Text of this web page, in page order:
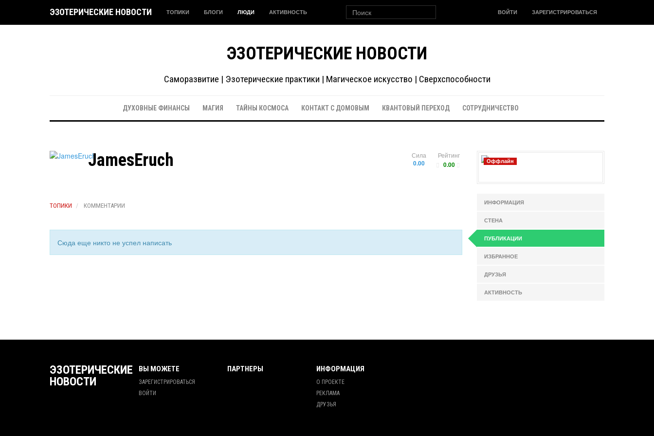
ЭЗОТЕРИЧЕСКИЕ НОВОСТИ ТОПИКИ БЛОГИ ЛЮДИ АКТИВНОСТЬ ВОЙТИ ЗАРЕГИСТРИРОВАТЬСЯ
ЭЗОТЕРИЧЕСКИЕ НОВОСТИ
Саморазвитие | Эзотерические практики | Магическое искусство | Сверхспособности
ДУХОВНЫЕ ФИНАНСЫ МАГИЯ ТАЙНЫ КОСМОСА КОНТАКТ С ДОМОВЫМ КВАНТОВЫЙ ПЕРЕХОД СОТРУДНИЧЕСТВО
Рейтинг
0.00
Сила
0.00
JamesEruch
ТОПИКИ КОММЕНТАРИИ
Сюда еще никто не успел написать
Оффлайн
ИНФОРМАЦИЯ
СТЕНА
ПУБЛИКАЦИИ
ИЗБРАННОЕ
ДРУЗЬЯ
АКТИВНОСТЬ
ЭЗОТЕРИЧЕСКИЕ
НОВОСТИ
ВЫ МОЖЕТЕ
ЗАРЕГИСТРИРОВАТЬСЯ
ВОЙТИ
ПАРТНЕРЫ ИНФОРМАЦИЯ
О ПРОЕКТЕ
РЕКЛАМА
ДРУЗЬЯ